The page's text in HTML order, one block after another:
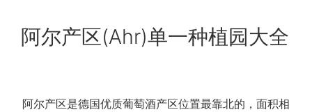
POSTED
ON
阿尔产区(Ahr)单一种植园大全
阿尔产区是德国优质葡萄酒产区位置最靠北的，面积相